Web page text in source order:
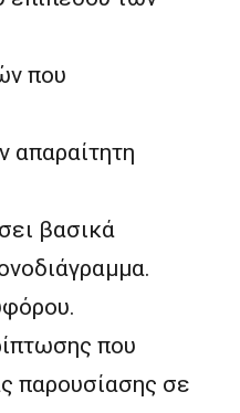
που
απαραίτητη
βασικά
που
παρουσίασης σε